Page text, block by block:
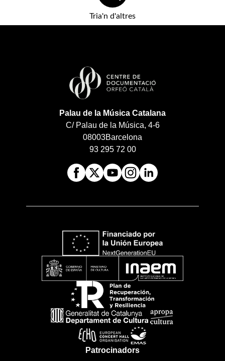
Tria'n d'altres
Palau de la Música Catalana
C/ Palau de la Música, 4-6
08003Barcelona
93 295 72 00
Patrocinadors